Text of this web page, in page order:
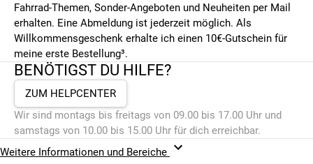
Fahrrad-Themen, Sonder-Angeboten und Neuheiten per Mail
erhalten. Eine Abmeldung ist jederzeit möglich. Als
Willkommensgeschenk erhalte ich einen 10€-Gutschein für
meine erste Bestellung³.
BENÖTIGST DU HILFE?
ZUM HELPCENTER
Wir sind montags bis freitags von 09.00 bis 17.00 Uhr und
samstags von 10.00 bis 15.00 Uhr für dich erreichbar.
Weitere Informationen und Bereiche